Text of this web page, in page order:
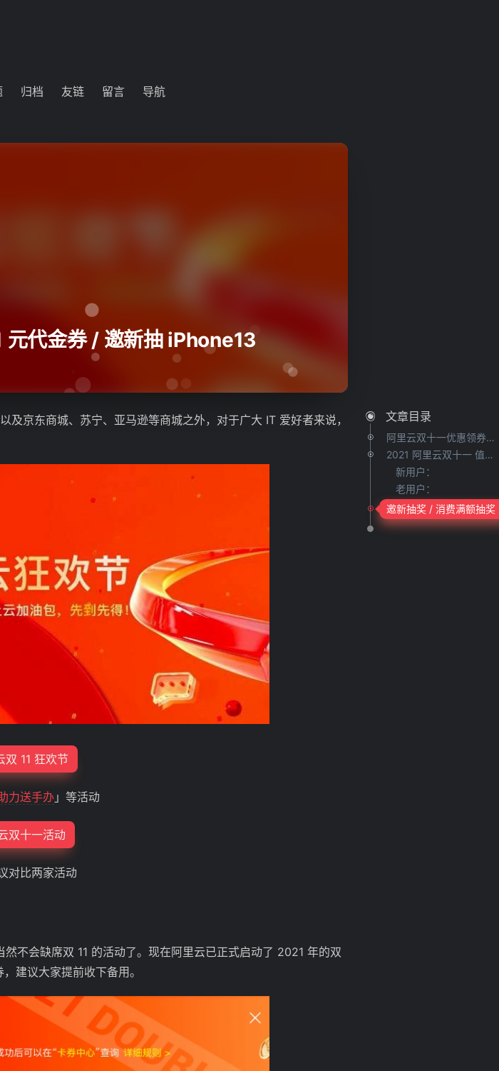
归档 友链 留言 导航
元代金券 / 邀新抽 iPhone13
文章目录
阿里云双十一优惠领券入口：
2021 阿里云双十一 值得入手的服务器：
新用户：
老用户：
邀新抽奖 / 消费满额抽奖
京东商城、苏宁、亚马逊等商城之外，对于广大 IT 爱好者来说，
双 11 狂欢节
力送手办 」等活动
双十一活动
对比两家活动
然不会缺席双 11 的活动了。现在阿里云已正式启动了 2021 年的双
建议大家提前收下备用。